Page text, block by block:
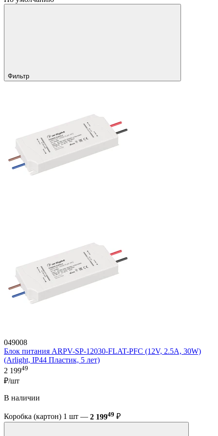
Фильтр
049008
Блок питания ARPV-SP-12030-FLAT-PFC (12V, 2.5A, 30W)
(Arlight, IP44 Пластик, 5 лет)
2 19949
₽/шт
В наличии
Коробка (картон) 1 шт — 2 19949 ₽